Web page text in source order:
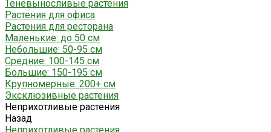
Теневыносливые растения
Растения для офиса
Растения для ресторана
Маленькие: до 50 см
Небольшие: 50-95 см
Средние: 100-145 см
Большие: 150-195 см
Крупномерные: 200+ см
Эксклюзивные растения
Неприхотливые растения
Назад